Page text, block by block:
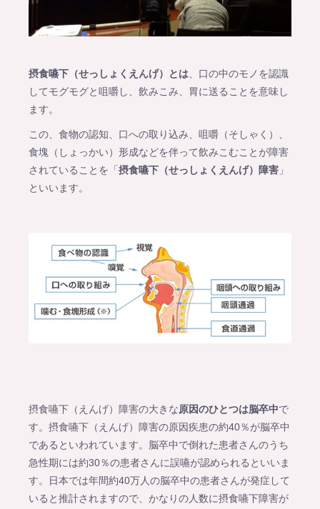
摂食嚥下（せっしょくえんげ）とは、口の中のモノを認識
してモグモグと咀嚼し、飲みこみ、胃に送ることを意味し
ます。
この、食物の認知、口への取り込み、咀嚼（そしゃく）、
食塊（しょっかい）形成などを伴って飲みこむことが障害
されていることを「 摂食嚥下（せっしょくえんげ）障害 」
といいます。
摂食嚥下（えんげ）障害の大きな原因のひとつは脳卒中で
す。摂食嚥下（えんげ）障害の原因疾患の約40％が脳卒中
であるといわれています。脳卒中で倒れた患者さんのうち
急性期には約30％の患者さんに誤嚥が認められるといいま
す。日本では年間約40万人の脳卒中の患者さんが発症して
いると推計されますので、かなりの人数に摂食嚥下障害が